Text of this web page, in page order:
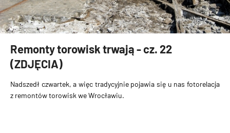
Remonty torowisk trwają - cz. 22
(ZDJĘCIA)
Nadszedł czwartek, a więc tradycyjnie pojawia się u nas fotorelacja
z remontów torowisk we Wrocławiu.